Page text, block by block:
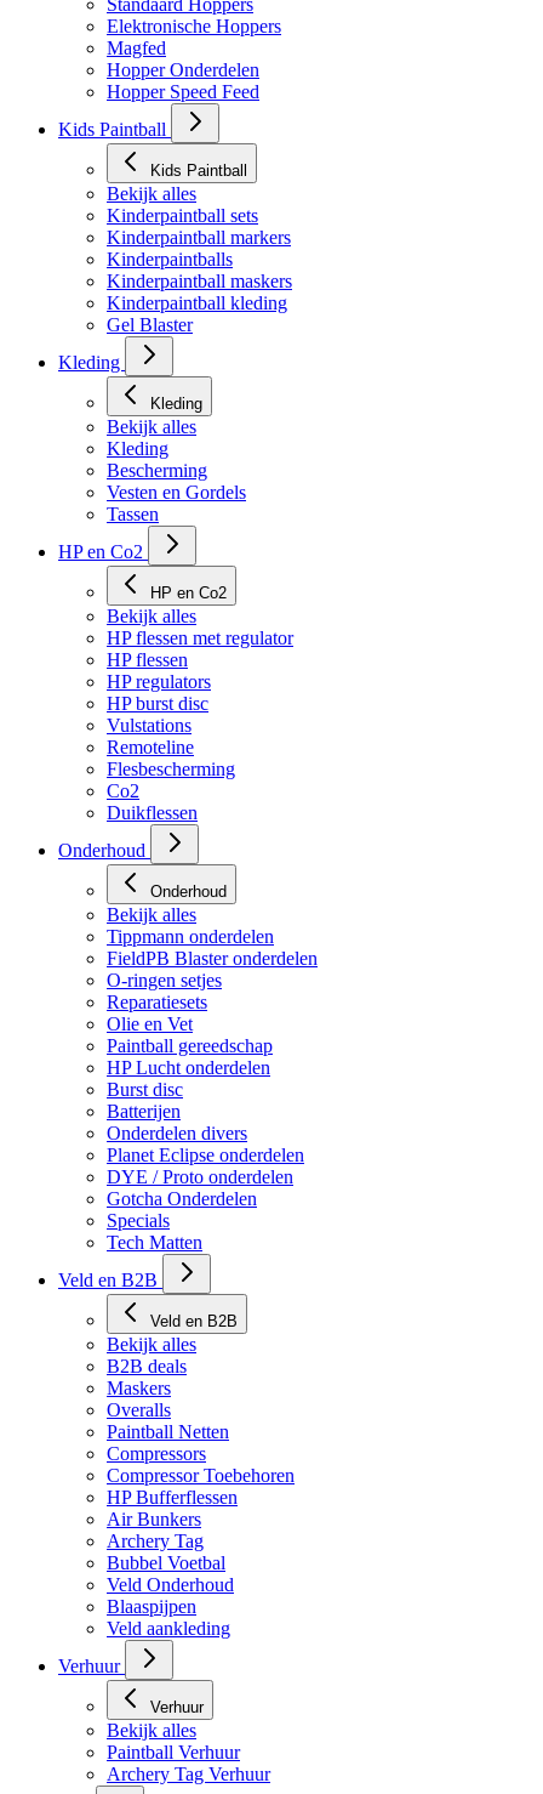
Bekijk alles
Standaard Hoppers
Elektronische Hoppers
Magfed
Hopper Onderdelen
Hopper Speed Feed
Kids Paintball
Kids Paintball
Bekijk alles
Kinderpaintball sets
Kinderpaintball markers
Kinderpaintballs
Kinderpaintball maskers
Kinderpaintball kleding
Gel Blaster
Kleding
Bekijk alles
Kleding
Bescherming
Vesten en Gordels
Tassen
HP en Co2
HP en Co2
Bekijk alles
HP flessen met regulator
HP flessen
HP regulators
HP burst disc
Vulstations
Remoteline
Flesbescherming
Co2
Duikflessen
Onderhoud
Onderhoud
Bekijk alles
Tippmann onderdelen
FieldPB Blaster onderdelen
O-ringen setjes
Reparatiesets
Olie en Vet
Paintball gereedschap
HP Lucht onderdelen
Burst disc
Batterijen
Onderdelen divers
Planet Eclipse onderdelen
DYE / Proto onderdelen
Gotcha Onderdelen
Specials
Tech Matten
Veld en B2B
Veld en B2B
Bekijk alles
B2B deals
Maskers
Overalls
Paintball Netten
Compressors
Compressor Toebehoren
HP Bufferflessen
Air Bunkers
Archery Tag
Bubbel Voetbal
Veld Onderhoud
Blaaspijpen
Veld aankleding
Verhuur
Bekijk alles
Paintball Verhuur